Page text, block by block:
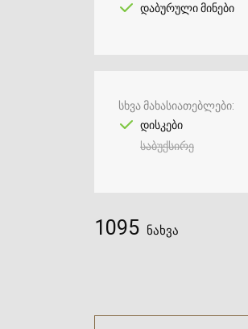
დაბურული მინები
სხვა მახასიათებლები
დისკები
საბუქსირე
1095 ნახვა